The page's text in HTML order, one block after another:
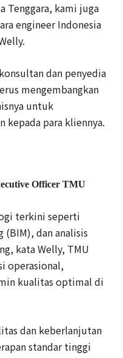
Tenggara, kami juga
engineer Indonesia
dan penyedia
mengembangkan
untuk
para kliennya.
Officer TMU
terkini seperti
dan analisis
kata Welly, TMU
operasional,
kualitas optimal di
dan keberlanjutan
standar tinggi